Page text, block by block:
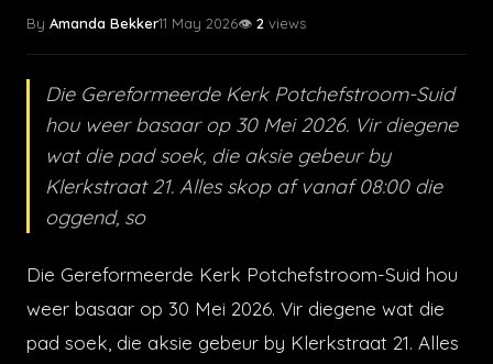
By Amanda Bekker11 May 2026👁️ 2 views
Die Gereformeerde Kerk Potchefstroom-Suid
hou weer basaar op 30 Mei 2026. Vir diegene
wat die pad soek, die aksie gebeur by
Klerkstraat 21. Alles skop af vanaf 08:00 die
oggend, so
Die Gereformeerde Kerk Potchefstroom-Suid hou
weer basaar op 30 Mei 2026. Vir diegene wat die
pad soek, die aksie gebeur by Klerkstraat 21. Alles